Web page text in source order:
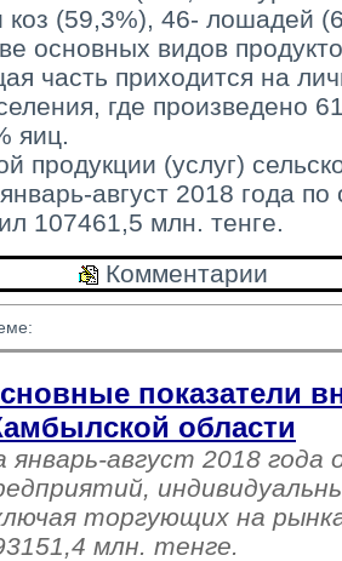
коз (59,3%), 46- лошадей
основных видов
часть приходится на
где произведено
яиц.
продукции (услуг)
август 2018 года
107461,5 млн. тенге.
Комментарии
показатели
области
январь-август 2018
торгующих на
млн. тенге.